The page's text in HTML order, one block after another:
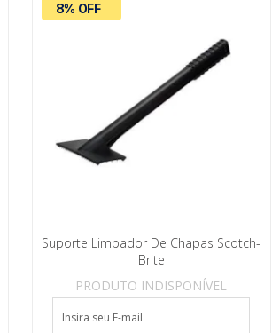
8% OFF
Suporte Limpador De Chapas Scotch-
Brite
PRODUTO INDISPONÍVEL